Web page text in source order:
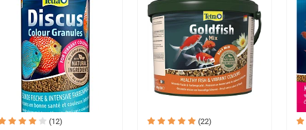
(12)
(22)